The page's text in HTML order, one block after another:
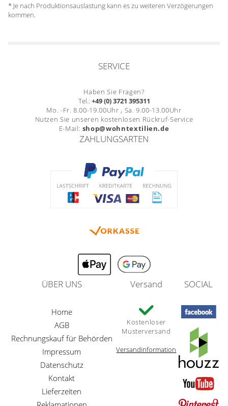
* Je nach Produktionsauslastung kann es zu weiteren Verzögerungen
kommen.
SERVICE
Haben Sie Fragen?
Tel.: +49 (0) 3721 395311
Mo. -Fr. 8.00-19.00Uhr , Sa. 9.00-13.00Uhr
Nutzen Sie unseren kostenlosen Rückruf-Service
E-Mail: shop@wohntextilien.de
ZAHLUNGSARTEN
ÜBER UNS
Home
AGB
Rechnungskauf für Behörden
Impressum
Datenschutz
Kontakt
Lieferzeiten
Versand
Kostenloser
Musterversand
Versandinformation
SOCIAL